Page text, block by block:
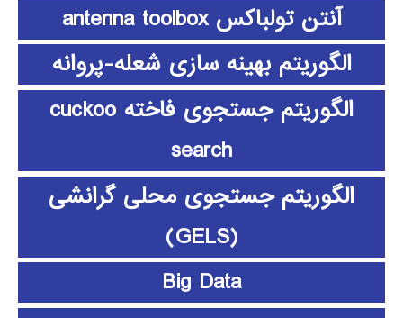
آنتن تولباکس antenna toolbox
الگوریتم بهینه سازی شعله-پروانه
الگوریتم جستجوی فاخته cuckoo
search
الگوریتم جستجوی محلی گرانشی
(GELS)
Big Data